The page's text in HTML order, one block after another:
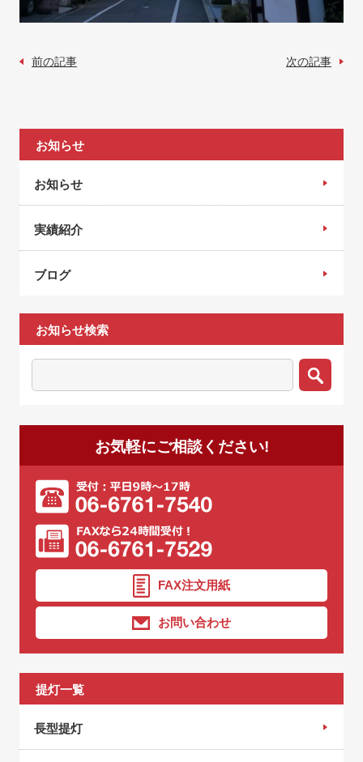
前の記事 次の記事
お知らせ
お知らせ
実績紹介
ブログ
お知らせ検索
お気軽にご相談ください!
FAX注文用紙
お問い合わせ
提灯一覧
長型提灯